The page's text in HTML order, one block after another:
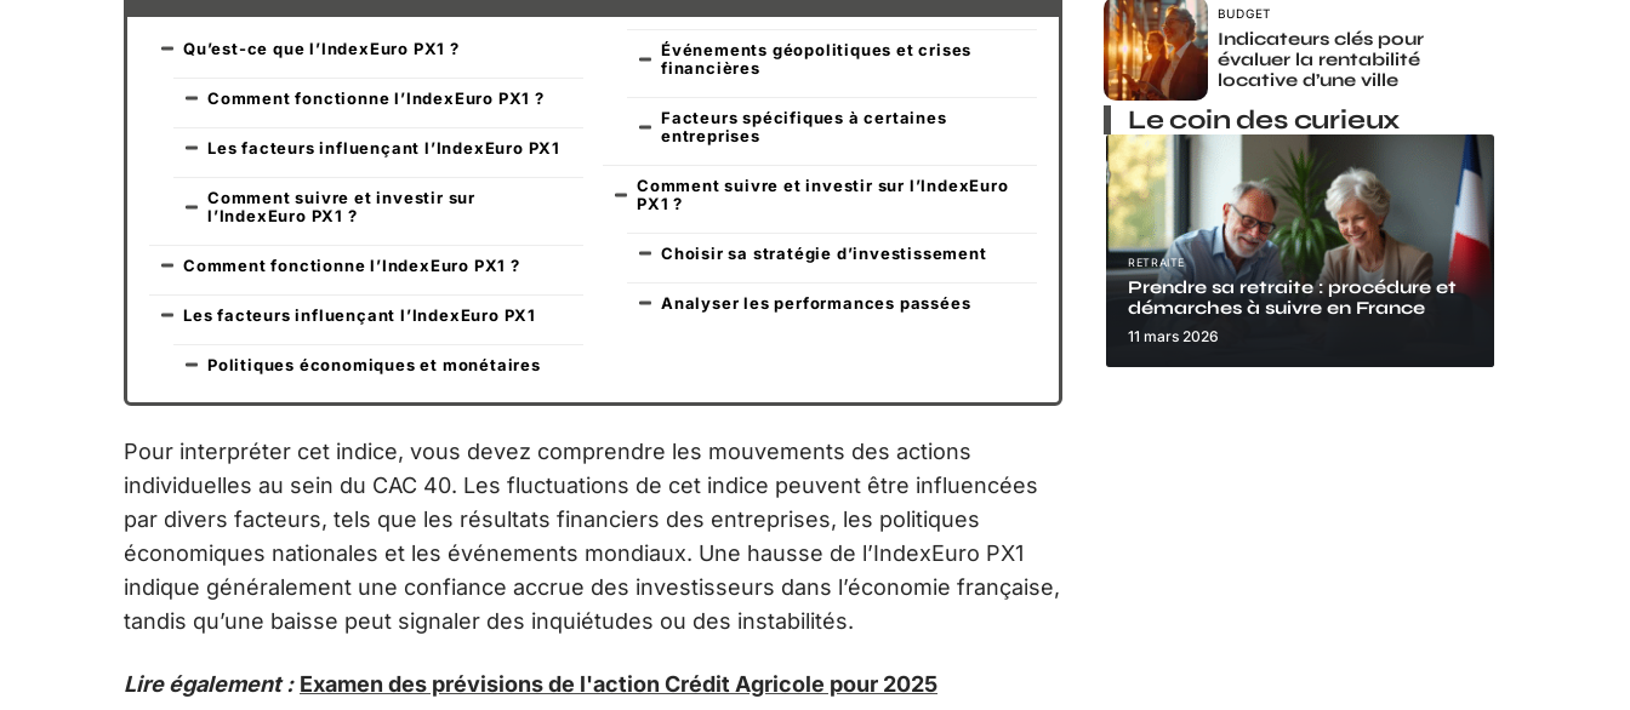
Qu’est-ce que l’IndexEuro PX1 ?
Comment fonctionne l’IndexEuro PX1 ?
Les facteurs influençant l’IndexEuro PX1
Comment suivre et investir sur
l’IndexEuro PX1 ?
Comment fonctionne l’IndexEuro PX1 ?
Les facteurs influençant l’IndexEuro PX1
Politiques économiques et monétaires
Événements géopolitiques et crises
financières
Facteurs spécifiques à certaines
entreprises
Comment suivre et investir sur l’IndexEuro
PX1 ?
Choisir sa stratégie d’investissement
Analyser les performances passées
Pour interpréter cet indice, vous devez comprendre les mouvements des actions
individuelles au sein du CAC 40. Les fluctuations de cet indice peuvent être influencées
par divers facteurs, tels que les résultats financiers des entreprises, les politiques
économiques nationales et les événements mondiaux. Une hausse de l’IndexEuro PX1
indique généralement une confiance accrue des investisseurs dans l’économie française,
tandis qu’une baisse peut signaler des inquiétudes ou des instabilités.
Lire également : Examen des prévisions de l'action Crédit Agricole pour 2025
BUDGET
Indicateurs clés pour
évaluer la rentabilité
locative d’une ville
Le coin des curieux
RETRAITE
Prendre sa retraite : procédure et
démarches à suivre en France
11 mars 2026